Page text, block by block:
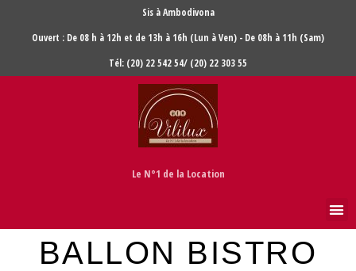
Sis à Ambodivona
Ouvert : De 08 h à 12h et de 13h à 16h (Lun à Ven) - De 08h à 11h (Sam)
Tél: (20) 22 542 54/ (20) 22 303 55
Le N°1 de la Location
BALLON BISTRO